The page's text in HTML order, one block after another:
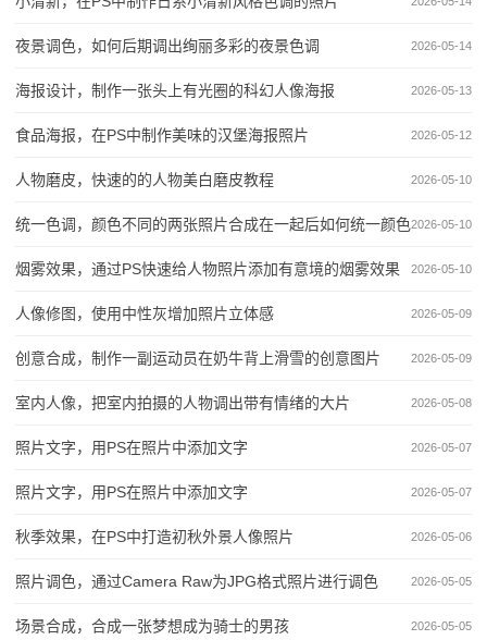
2026-05-14
夜景调色，如何后期调出绚丽多彩的夜景色调
2026-05-13
海报设计，制作一张头上有光圈的科幻人像海报
2026-05-12
食品海报，在PS中制作美味的汉堡海报照片
2026-05-10
人物磨皮，快速的的人物美白磨皮教程
2026-05-10
统一色调，颜色不同的两张照片合成在一起后如何统一颜色
2026-05-10
烟雾效果，通过PS快速给人物照片添加有意境的烟雾效果
2026-05-09
人像修图，使用中性灰增加照片立体感
2026-05-09
创意合成，制作一副运动员在奶牛背上滑雪的创意图片
2026-05-08
室内人像，把室内拍摄的人物调出带有情绪的大片
2026-05-07
照片文字，用PS在照片中添加文字
2026-05-07
照片文字，用PS在照片中添加文字
2026-05-06
秋季效果，在PS中打造初秋外景人像照片
2026-05-05
照片调色，通过Camera Raw为JPG格式照片进行调色
2026-05-05
场景合成，合成一张梦想成为骑士的男孩